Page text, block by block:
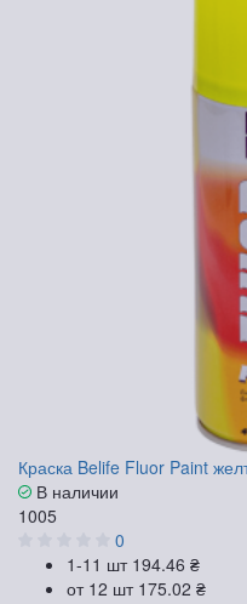
Краска Belife Fluor Paint
В наличии
1005
0
1-11 шт 194.46 ₴
от 12 шт 175.02 ₴